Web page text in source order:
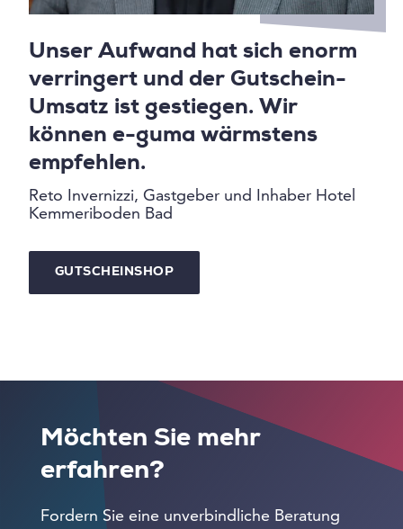
Unser Aufwand hat sich enorm
verringert und der Gutschein-
Umsatz ist gestiegen. Wir
können e-guma wärmstens
empfehlen.
Reto Invernizzi, Gastgeber und Inhaber Hotel
Kemmeriboden Bad
GUTSCHEINSHOP
Möchten Sie mehr
erfahren?
Fordern Sie eine unverbindliche Beratung